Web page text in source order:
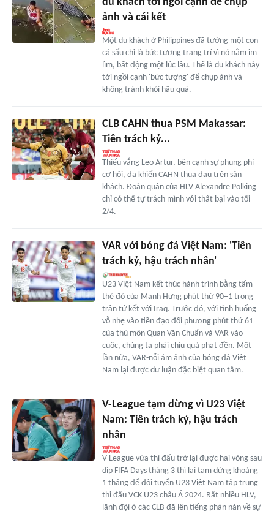
ảnh và cái kết
Một du khách ở Philippines đã tưởng một con
cá sấu chỉ là bức tượng trang trí vì nó nằm im
lìm, bất động một lúc lâu. Thế là du khách này
tới ngồi cạnh 'bức tượng' để chụp ảnh và
không tránh khỏi hậu quả.
CLB CAHN thua PSM Makassar:
Tiên trách kỷ...
Thiếu vắng Leo Artur, bên cạnh sự phung phí
cơ hội, đã khiến CAHN thua đau trên sân
khách. Đoàn quân của HLV Alexandre Polking
chỉ có thể tự trách mình với thất bại vào tối
2/4.
VAR với bóng đá Việt Nam: 'Tiên
trách kỷ, hậu trách nhân'
U23 Việt Nam kết thúc hành trình bằng tấm
thẻ đỏ của Mạnh Hưng phút thứ 90+1 trong
trận tứ kết với Iraq. Trước đó, với tình huống
vỗ nhẹ vào tiền đạo đối phương phút thứ 61
của thủ môn Quan Văn Chuẩn và VAR vào
cuộc, chúng ta phải chịu quả phạt đền. Một
lần nữa, VAR-nỗi ám ảnh của bóng đá Việt
Nam lại được dư luận đặc biệt quan tâm.
V-League tạm dừng vì U23 Việt
Nam: Tiên trách kỷ, hậu trách
nhân
V-League vừa thi đấu trở lại được hai vòng sau
dịp FIFA Days tháng 3 thì lại tạm dừng khoảng
1 tháng để đội tuyển U23 Việt Nam tập trung
thi đấu VCK U23 châu Á 2024. Rất nhiều HLV,
lãnh đội ở các CLB đã lên tiếng phàn nàn về sự